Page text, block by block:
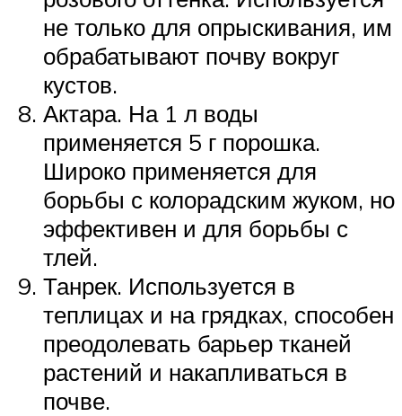
не только для опрыскивания, им
обрабатывают почву вокруг
кустов.
Актара. На 1 л воды
применяется 5 г порошка.
Широко применяется для
борьбы с колорадским жуком, но
эффективен и для борьбы с
тлей.
Танрек. Используется в
теплицах и на грядках, способен
преодолевать барьер тканей
растений и накапливаться в
почве.